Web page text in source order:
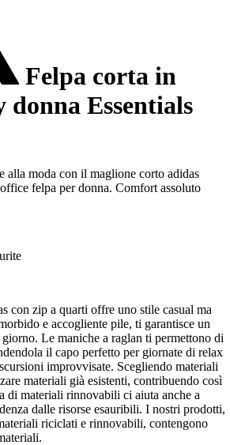
Felpa corta in
Essentials
alla moda con il maglione corto adidas
felpa per donna. Comfort assoluto
con zip a quarti offre uno stile casual ma
e accogliente pile, ti garantisce un
Le maniche a raglan ti permettono di
il capo perfetto per giornate di relax
improvvisate. Scegliendo materiali
materiali già esistenti, contribuendo così
di materiali rinnovabili ci aiuta anche a
dalle risorse esauribili. I nostri prodotti,
riciclati e rinnovabili, contengono